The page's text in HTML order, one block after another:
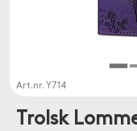
Art.nr. Y714
Trolsk